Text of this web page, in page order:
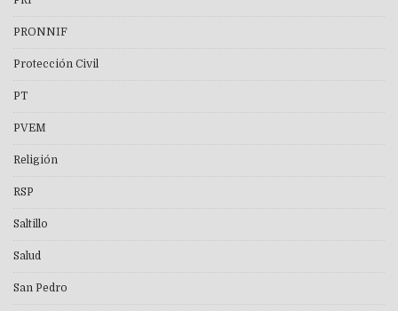
PRONNIF
Protección Civil
PT
PVEM
Religión
RSP
Saltillo
Salud
San Pedro